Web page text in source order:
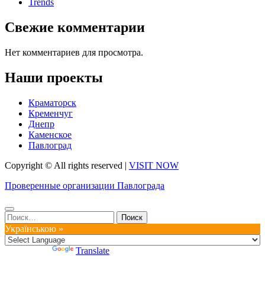
Trends
Свежие комментарии
Нет комментариев для просмотра.
Наши проекты
Краматорск
Кременчуг
Днепр
Каменское
Павлоград
Copyright © All rights reserved | VISIT NOW
Проверенные организации Павлограда
Найти:
Українською »
Translate